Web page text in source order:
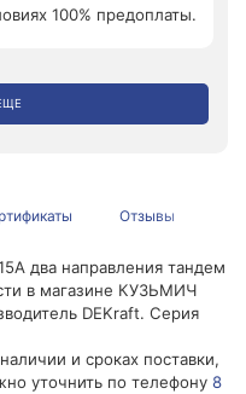
100% предоплаты.
Отзывы
два направления тандем
в магазине КУЗЬМИЧ
DEKraft. Серия
и сроках поставки,
уточнить по телефону 8